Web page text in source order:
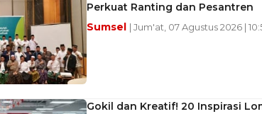
Perkuat Ranting dan Pesantren
Sumsel | Jum'at, 07 Agustus 2026 |
Gokil dan Kreatif! 20 Inspirasi